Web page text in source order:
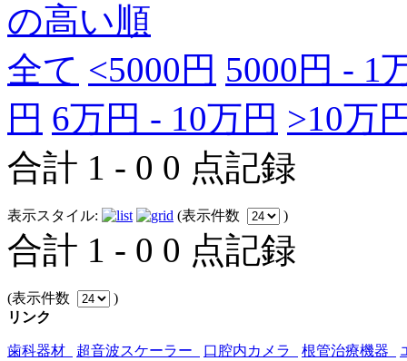
の高い順
全て <5000円 5000円 - 1
円 6万円 - 10万円 >10万
合計 1 - 0 0 点記録
表示スタイル: (表示件数 )
合計 1 - 0 0 点記録
(表示件数
)
リンク
歯科器材 超音波スケーラー 口腔内カメラ 根管治療機器